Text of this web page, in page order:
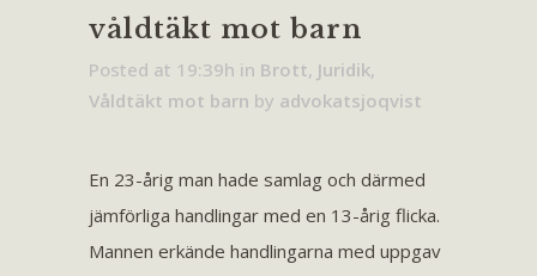
våldtäkt mot barn
Posted at 19:39h in Brott, Juridik,
Våldtäkt mot barn by advokatsjoqvist
En 23-årig man hade samlag och därmed
jämförliga handlingar med en 13-årig flicka.
Mannen erkände handlingarna med uppgav